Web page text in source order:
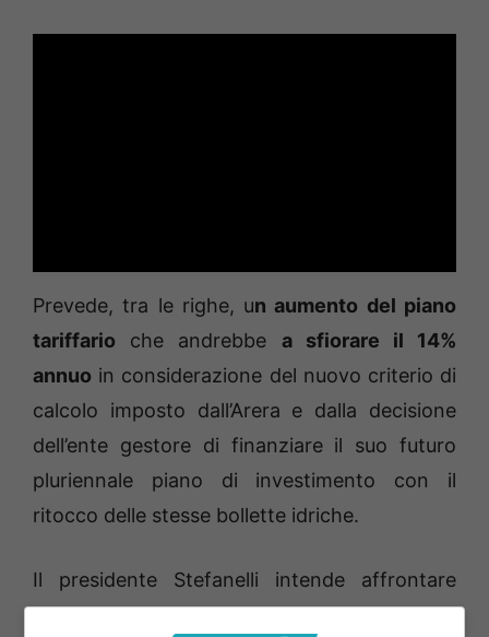
Prevede, tra le righe, un aumento del piano
tariffario che andrebbe a sfiorare il 14%
annuo in considerazione del nuovo criterio di
calcolo imposto dall’Arera e dalla decisione
dell’ente gestore di finanziare il suo futuro
pluriennale piano di investimento con il
ritocco delle stesse bollette idriche.
Il presidente Stefanelli intende affrontare
nuovamente lacontroversia sollevata dai